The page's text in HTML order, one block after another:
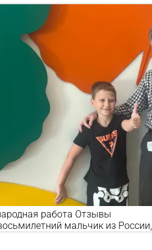
работа Отзывы
мальчик из